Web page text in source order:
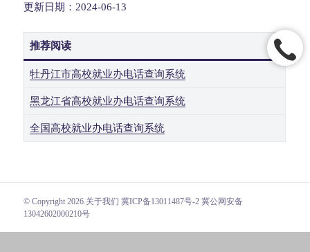
更新日期：2024-06-13
推荐阅读
牡丹江市高校就业办电话查询系统
黑龙江省高校就业办电话查询系统
全国高校就业办电话查询系统
© Copyright 2026. 关于我们 冀ICP备13011487号-2 冀公网安备
13042602000210号